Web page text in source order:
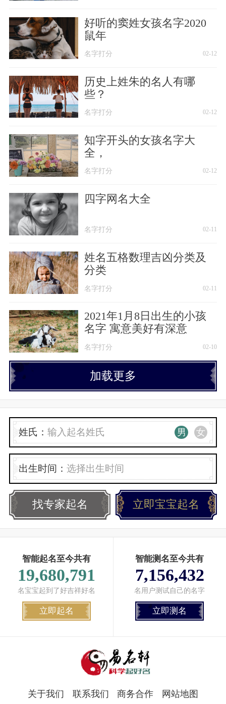
好听的窦姓女孩名字2020
鼠年
名字打分 02-12
历史上姓朱的名人有哪
些？
名字打分 02-12
知字开头的女孩名字大
全，
名字打分 02-12
四字网名大全
名字打分 02-11
姓名五格数理吉凶分类及
分类
名字打分 02-11
2021年1月8日出生的小孩
名字 寓意美好有深意
名字打分 02-10
加载更多
姓氏： 男 女
出生时间：
找专家起名 立即宝宝起名
智能起名至今共有
19,680,791
名宝宝起到了好吉祥好名
立即起名
智能测名至今共有
7,156,432
名用户测试自己的名字
立即测名
关于我们 联系我们 商务合作 网站地图